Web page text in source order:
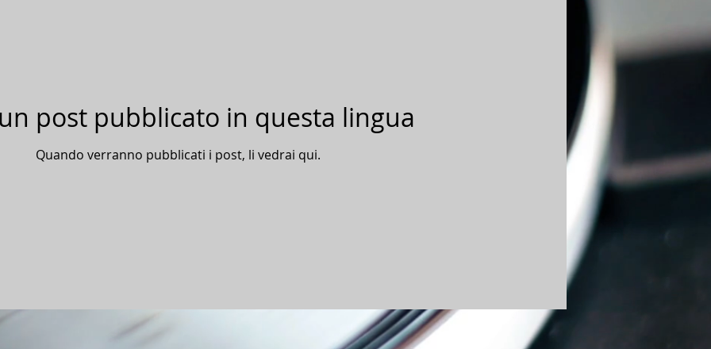
post pubblicato in questa lingua
Quando verranno pubblicati i post, li vedrai qui.